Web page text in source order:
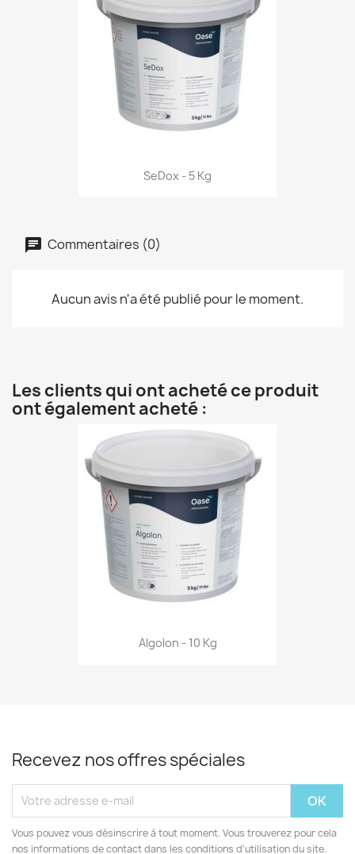
SeDox - 5 Kg
Commentaires (0)
Aucun avis n'a été publié pour le moment.
Les clients qui ont acheté ce produit
ont également acheté :
Algolon - 10 Kg
Recevez nos offres spéciales
Vous pouvez vous désinscrire à tout moment. Vous trouverez pour cela
nos informations de contact dans les conditions d'utilisation du site.